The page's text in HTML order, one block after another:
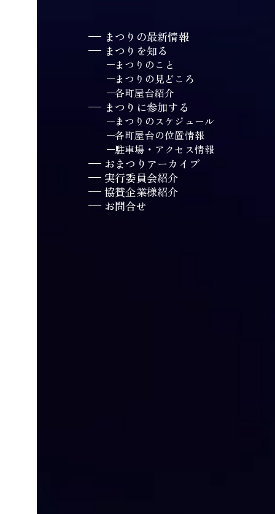
まつりの最新情報
まつりを知る
まつりのこと
まつりの見どころ
各町屋台紹介
まつりに参加する
まつりのスケジュール
各町屋台の位置情報
駐車場・アクセス情報
おまつりアーカイブ
実行委員会紹介
協賛企業様紹介
お問合せ